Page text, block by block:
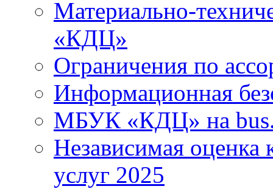
Материально-
«КДЦ»
Ограничения по
Информационная
МБУК «КДЦ» на
Независимая оценка
услуг 2025